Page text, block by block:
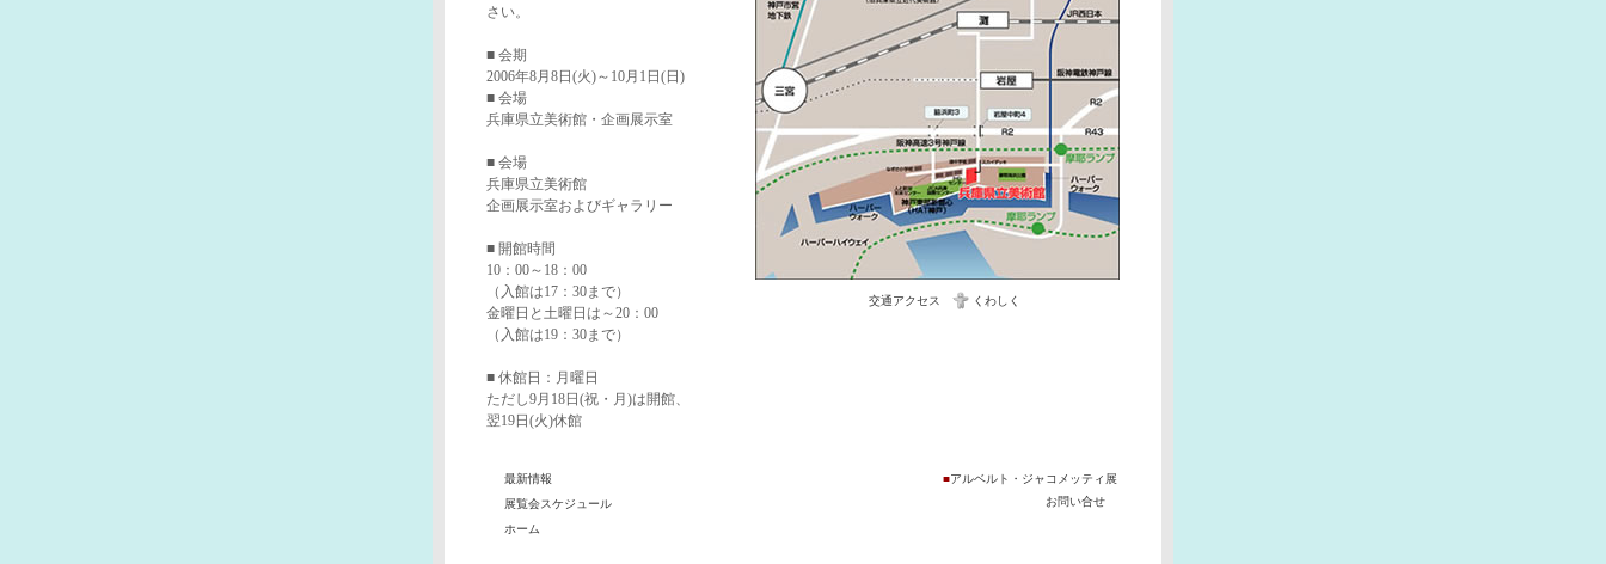
さい。
■ 会期
2006年8月8日(火)～10月1日(日)
■ 会場
兵庫県立美術館・企画展示室
■ 会場
兵庫県立美術館
企画展示室およびギャラリー
■ 開館時間
10：00～18：00
（入館は17：30まで）
金曜日と土曜日は～20：00
（入館は19：30まで）
■ 休館日：月曜日
ただし9月18日(祝・月)は開館、
翌19日(火)休館
交通アクセス くわしく
最新情報
展覧会スケジュール
ホーム
■アルベルト・ジャコメッティ展
お問い合せ